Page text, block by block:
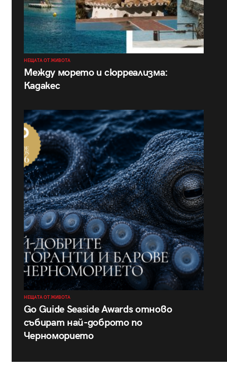
НЕЩАТА ОТ ЖИВОТА
Между морето и сюрреализма:
Кадакес
НЕЩАТА ОТ ЖИВОТА
Go Guide Seaside Awards отново
събират най-доброто по
Черноморието